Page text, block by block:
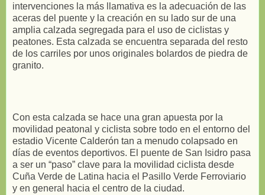
intervenciones la más llamativa es la adecuación de las
aceras del puente y la creación en su lado sur de una
amplia calzada segregada para el uso de ciclistas y
peatones. Esta calzada se encuentra separada del resto
de los carriles por unos originales bolardos de piedra de
granito.
Con esta calzada se hace una gran apuesta por la
movilidad peatonal y ciclista sobre todo en el entorno del
estadio Vicente Calderón tan a menudo colapsado en
días de eventos deportivos. El puente de San Isidro pasa
a ser un “paso” clave para la movilidad ciclista desde
Cuña Verde de Latina hacia el Pasillo Verde Ferroviario
y en general hacia el centro de la ciudad.